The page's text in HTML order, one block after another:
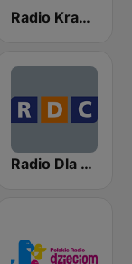
Radio Kraków Kultura
Radio Dla Ciebie